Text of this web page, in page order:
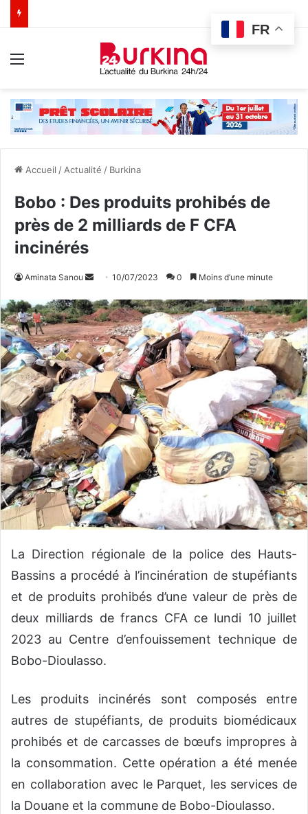
Accueil / Actualité / Burkina
Bobo : Des produits prohibés de
près de 2 milliards de F CFA
incinérés
Aminata Sanou
v
o
y
e
r
u
n
c
o
u
r
r
i
e
10/07/2023 0 Moins d’une minute
La Direction régionale de la police des Hauts-
Bassins a procédé à l’incinération de stupéfiants
et de produits prohibés d’une valeur de près de
deux milliards de francs CFA ce lundi 10 juillet
2023 au Centre d’enfouissement technique de
Bobo-Dioulasso.
Les produits incinérés sont composés entre
autres de stupéfiants, de produits biomédicaux
prohibés et de carcasses de bœufs impropres à
la consommation. Cette opération a été menée
en collaboration avec le Parquet, les services de
la Douane et la commune de Bobo-Dioulasso.
FR